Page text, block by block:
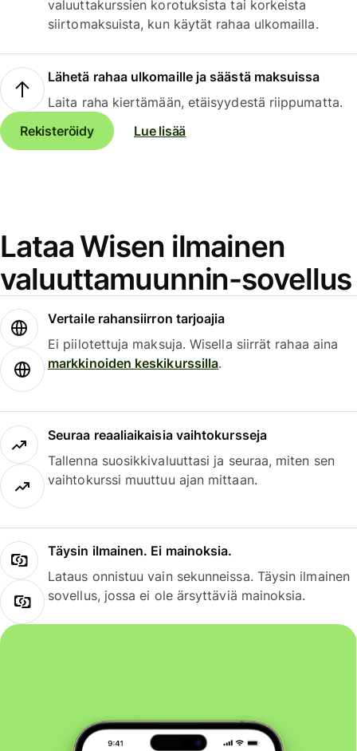
valuuttakurssien korotuksista tai korkeista
siirtomaksuista, kun käytät rahaa ulkomailla.
Lähetä rahaa ulkomaille ja säästä maksuissa
Laita raha kiertämään, etäisyydestä riippumatta.
Rekisteröidy
Lue lisää
Lataa Wisen ilmainen
valuuttamuunnin-sovellus
Vertaile rahansiirron tarjoajia
Ei piilotettuja maksuja. Wisella siirrät rahaa aina
markkinoiden keskikurssilla.
Seuraa reaaliaikaisia vaihtokursseja
Tallenna suosikkivaluuttasi ja seuraa, miten sen
vaihtokurssi muuttuu ajan mittaan.
Täysin ilmainen. Ei mainoksia.
Lataus onnistuu vain sekunneissa. Täysin ilmainen
sovellus, jossa ei ole ärsyttäviä mainoksia.